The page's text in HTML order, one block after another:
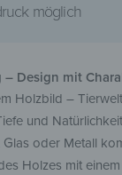
möglich
Design mit
Holzbild –
und
oder Metall
Holzes mit